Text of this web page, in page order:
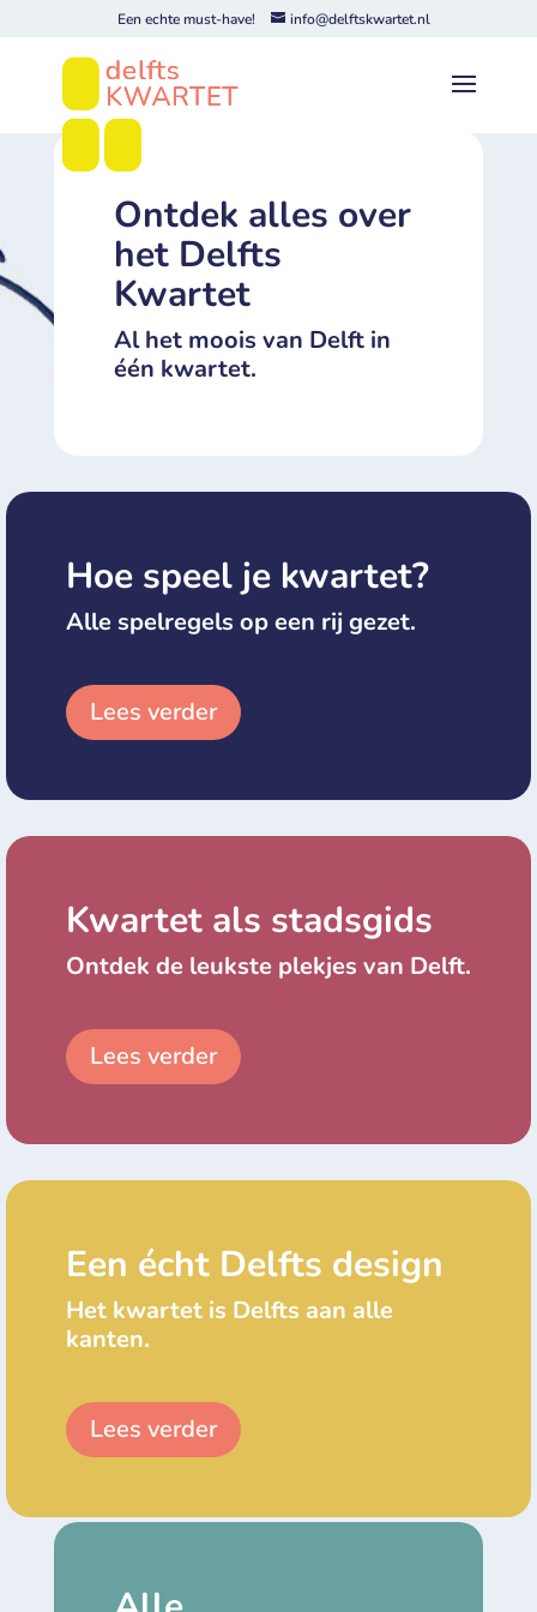
Een echte must-have! info@delftskwartet.nl
Ontdek alles over
het Delfts
Kwartet
Al het moois van Delft in
één kwartet.
Hoe speel je kwartet?
Alle spelregels op een rij gezet.
Lees verder
Kwartet als stadsgids
Ontdek de leukste plekjes van Delft.
Lees verder
Een écht Delfts design
Het kwartet is Delfts aan alle
kanten.
Lees verder